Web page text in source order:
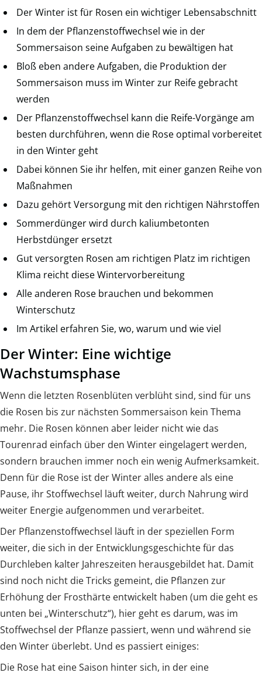
Der Winter ist für Rosen ein wichtiger Lebensabschnitt
In dem der Pflanzenstoffwechsel wie in der
Sommersaison seine Aufgaben zu bewältigen hat
Bloß eben andere Aufgaben, die Produktion der
Sommersaison muss im Winter zur Reife gebracht
werden
Der Pflanzenstoffwechsel kann die Reife-Vorgänge am
besten durchführen, wenn die Rose optimal vorbereitet
in den Winter geht
Dabei können Sie ihr helfen, mit einer ganzen Reihe von
Maßnahmen
Dazu gehört Versorgung mit den richtigen Nährstoffen
Sommerdünger wird durch kaliumbetonten
Herbstdünger ersetzt
Gut versorgten Rosen am richtigen Platz im richtigen
Klima reicht diese Wintervorbereitung
Alle anderen Rose brauchen und bekommen
Winterschutz
Im Artikel erfahren Sie, wo, warum und wie viel
Der Winter: Eine wichtige
Wachstumsphase
Wenn die letzten Rosenblüten verblüht sind, sind für uns
die Rosen bis zur nächsten Sommersaison kein Thema
mehr. Die Rosen können aber leider nicht wie das
Tourenrad einfach über den Winter eingelagert werden,
sondern brauchen immer noch ein wenig Aufmerksamkeit.
Denn für die Rose ist der Winter alles andere als eine
Pause, ihr Stoffwechsel läuft weiter, durch Nahrung wird
weiter Energie aufgenommen und verarbeitet.
Der Pflanzenstoffwechsel läuft in der speziellen Form
weiter, die sich in der Entwicklungsgeschichte für das
Durchleben kalter Jahreszeiten herausgebildet hat. Damit
sind noch nicht die Tricks gemeint, die Pflanzen zur
Erhöhung der Frosthärte entwickelt haben (um die geht es
unten bei „Winterschutz“), hier geht es darum, was im
Stoffwechsel der Pflanze passiert, wenn und während sie
den Winter überlebt. Und es passiert einiges:
Die Rose hat eine Saison hinter sich, in der eine